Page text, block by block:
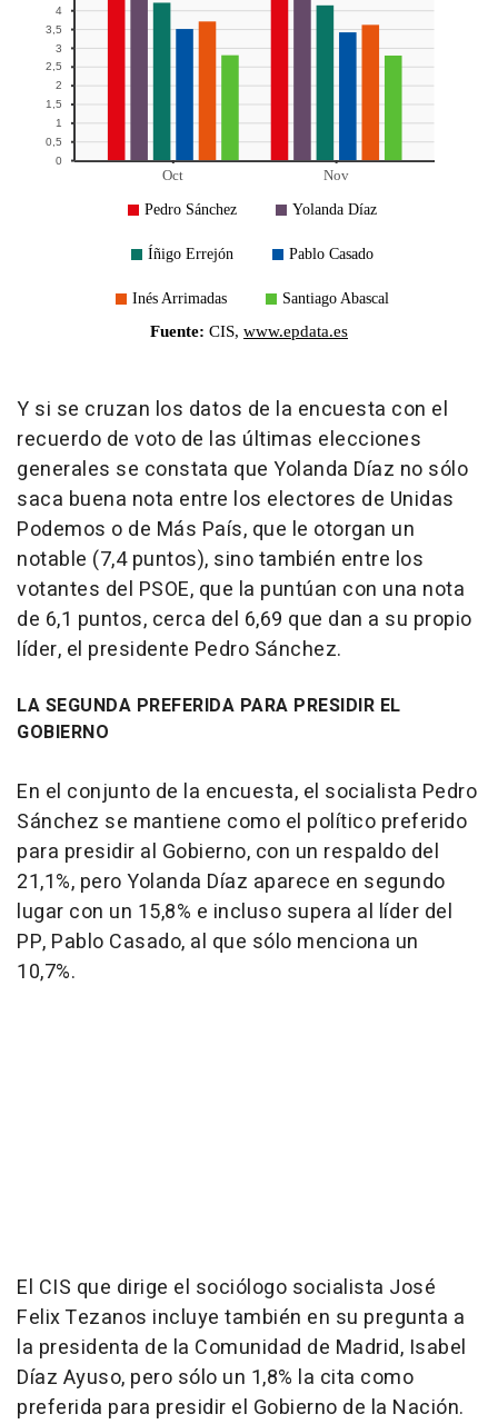
Y si se cruzan los datos de la encuesta con el
recuerdo de voto de las últimas elecciones
generales se constata que Yolanda Díaz no sólo
saca buena nota entre los electores de Unidas
Podemos o de Más País, que le otorgan un
notable (7,4 puntos), sino también entre los
votantes del PSOE, que la puntúan con una nota
de 6,1 puntos, cerca del 6,69 que dan a su propio
líder, el presidente Pedro Sánchez.
LA SEGUNDA PREFERIDA PARA PRESIDIR EL
GOBIERNO
En el conjunto de la encuesta, el socialista Pedro
Sánchez se mantiene como el político preferido
para presidir al Gobierno, con un respaldo del
21,1%, pero Yolanda Díaz aparece en segundo
lugar con un 15,8% e incluso supera al líder del
PP, Pablo Casado, al que sólo menciona un
10,7%.
El CIS que dirige el sociólogo socialista José
Felix Tezanos incluye también en su pregunta a
la presidenta de la Comunidad de Madrid, Isabel
Díaz Ayuso, pero sólo un 1,8% la cita como
preferida para presidir el Gobierno de la Nación.